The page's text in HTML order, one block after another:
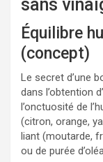
sans
Équilibre
(concept)
Le secret d’une
dans l’obtention
l’onctuosité de
(citron, orange,
liant (moutarde,
ou de purée